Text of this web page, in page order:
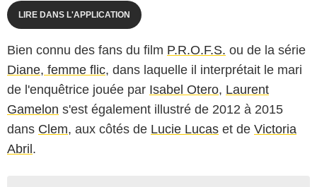
LIRE DANS L'APPLICATION
Bien connu des fans du film P.R.O.F.S. ou de la série
Diane, femme flic, dans laquelle il interprétait le mari
de l'enquêtrice jouée par Isabel Otero, Laurent
Gamelon s'est également illustré de 2012 à 2015
dans Clem, aux côtés de Lucie Lucas et de Victoria
Abril.